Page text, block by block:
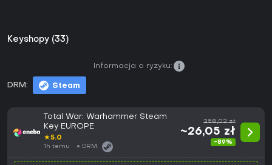
Keyshopy (33)
DRM: Steam
Informacja o ryzyku:
Total War: Warhammer Steam
Key EUROPE
★5.0
1h temu DRM:
258,02 zł
~26,05 zł
-89%